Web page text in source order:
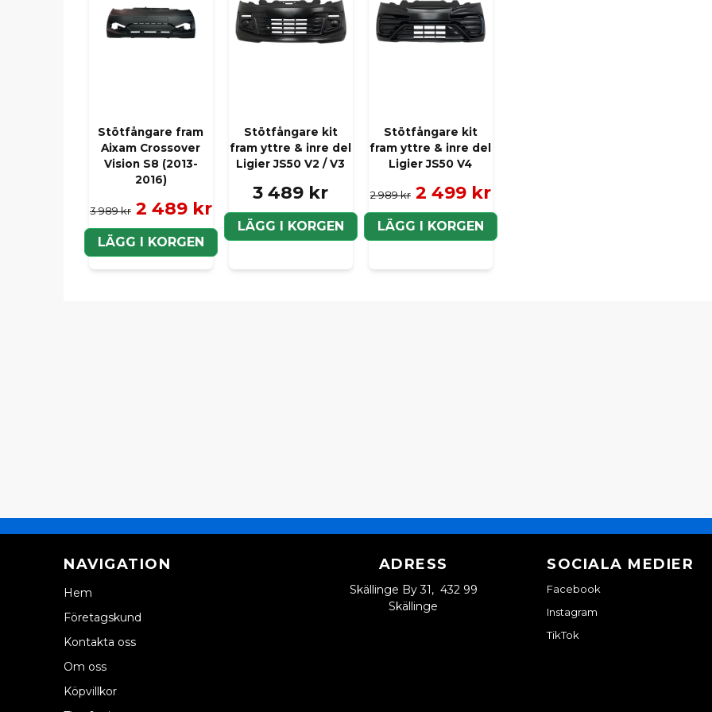
Stötfångare fram
Aixam Crossover
Vision S8 (2013-
2016)
3 989 kr 2 489 kr
LÄGG I KORGEN
Stötfångare kit
fram yttre & inre del
Ligier JS50 V2 / V3
3 489 kr
LÄGG I KORGEN
Stötfångare kit
fram yttre & inre del
Ligier JS50 V4
2 989 kr 2 499 kr
LÄGG I KORGEN
NAVIGATION
Hem
Företagskund
Kontakta oss
Om oss
Köpvillkor
ADRESS
Skällinge By 31, 432 99
Skällinge
SOCIALA MEDIER
Facebook
Instagram
TikTok